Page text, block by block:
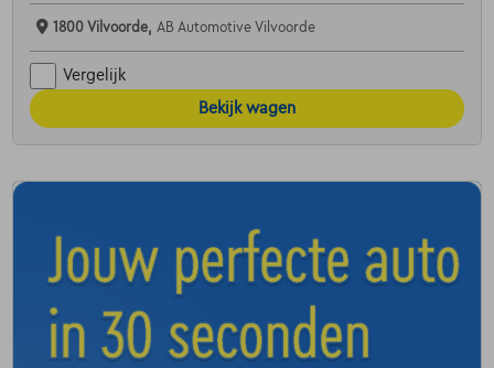
1800 Vilvoorde, AB Automotive Vilvoorde
Vergelijk
Bekijk wagen